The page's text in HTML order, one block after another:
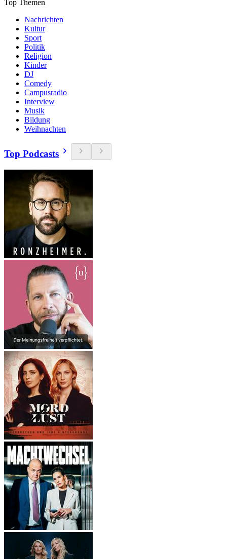
Top Themen
Nachrichten
Kultur
Sport
Politik
Religion
Kinder
DJ
Comedy
Campusradio
Interview
Musik
Bildung
Weihnachten
Top Podcasts